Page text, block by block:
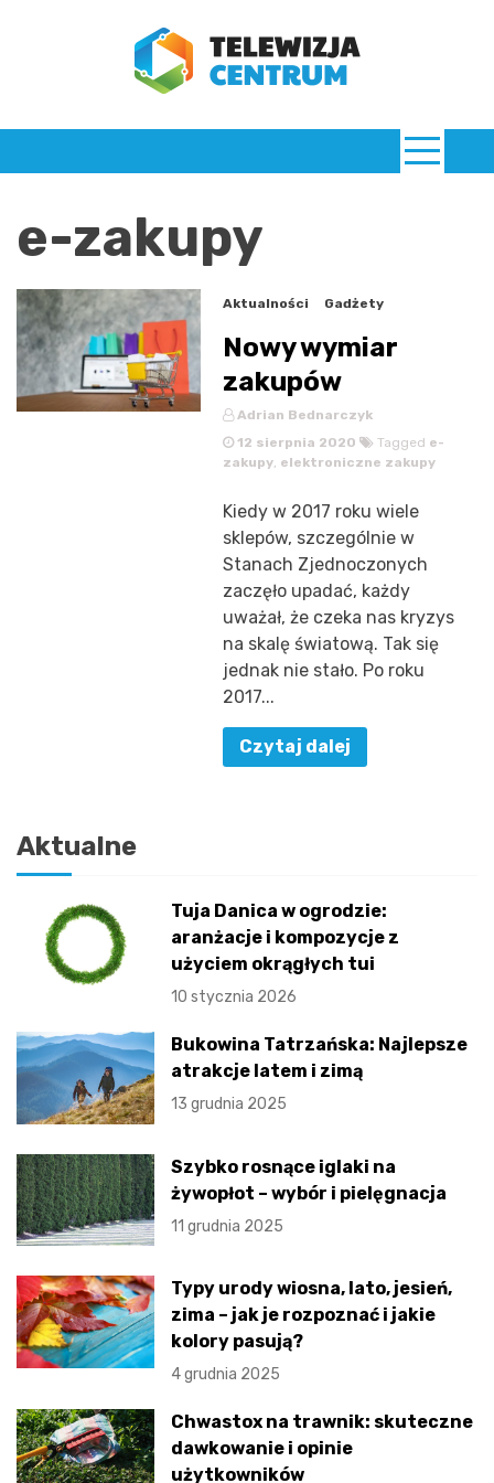
TelewizjaCentrum.pl
e-zakupy
Aktualności Gadżety
Nowy wymiar
zakupów
Adrian Bednarczyk
12 sierpnia 2020
Tagged e-
zakupy, elektroniczne zakupy
Kiedy w 2017 roku wiele
sklepów, szczególnie w
Stanach Zjednoczonych
zaczęło upadać, każdy
uważał, że czeka nas kryzys
na skalę światową. Tak się
jednak nie stało. Po roku
2017...
Czytaj dalej
Aktualne
Tuja Danica w ogrodzie:
aranżacje i kompozycje z
użyciem okrągłych tui
10 stycznia 2026
Bukowina Tatrzańska: Najlepsze
atrakcje latem i zimą
13 grudnia 2025
Szybko rosnące iglaki na
żywopłot – wybór i pielęgnacja
11 grudnia 2025
Typy urody wiosna, lato, jesień,
zima – jak je rozpoznać i jakie
kolory pasują?
4 grudnia 2025
Chwastox na trawnik: skuteczne
dawkowanie i opinie
użytkowników